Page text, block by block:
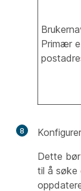
Primær
8 Konfigurer
Dette
til å søke